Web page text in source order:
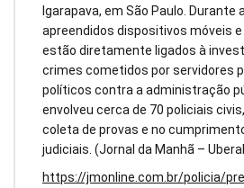
Igarapava, em São Paulo. Durante
apreendidos dispositivos móveis
estão diretamente ligados à
crimes cometidos por servidores
políticos contra a administração
envolveu cerca de 70 policiais
coleta de provas e no
judiciais. (Jornal da Manhã –
https://jmonline.com.br/policia/